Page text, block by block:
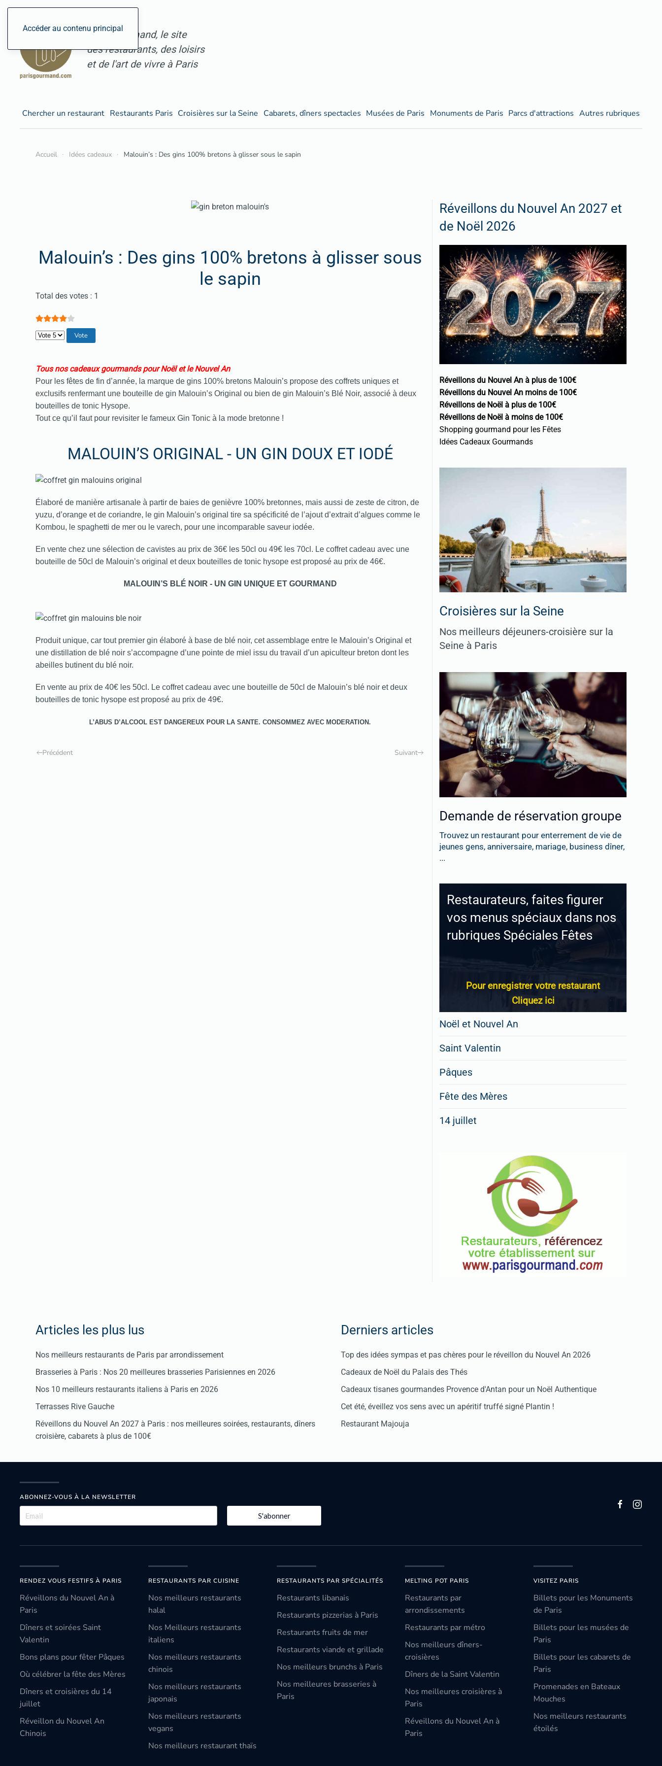
Accéder au contenu principal
ParisGourmand, le site
des restaurants, des loisirs
et de l'art de vivre à Paris
Chercher un restaurant Restaurants Paris Croisières sur la Seine Cabarets, dîners spectacles Musées de Paris Monuments de Paris Parcs d'attractions Autres rubriques
Accueil Idées cadeaux Malouin’s : Des gins 100% bretons à glisser sous le sapin
Malouin’s : Des gins 100% bretons à glisser sous
le sapin
Vote utilisateur:4/
Total des votes : 1
Veuillez voter
Tous nos cadeaux gourmands pour Noël et le Nouvel An
Pour les fêtes de fin d’année, la marque de gins 100% bretons Malouin’s propose des coffrets uniques et
exclusifs renfermant une bouteille de gin Malouin’s Original ou bien de gin Malouin’s Blé Noir, associé à deux
bouteilles de tonic Hysope.
Tout ce qu’il faut pour revisiter le fameux Gin Tonic à la mode bretonne !
MALOUIN’S ORIGINAL - UN GIN DOUX ET IODÉ
Élaboré de manière artisanale à partir de baies de genièvre 100% bretonnes, mais aussi de zeste de citron, de
yuzu, d’orange et de coriandre, le gin Malouin’s original tire sa spécificité de l’ajout d’extrait d’algues comme le
Kombou, le spaghetti de mer ou le varech, pour une incomparable saveur iodée.
En vente chez une sélection de cavistes au prix de 36€ les 50cl ou 49€ les 70cl. Le coffret cadeau avec une
bouteille de 50cl de Malouin’s original et deux bouteilles de tonic hysope est proposé au prix de 46€.
MALOUIN’S BLÉ NOIR - UN GIN UNIQUE ET GOURMAND
Produit unique, car tout premier gin élaboré à base de blé noir, cet assemblage entre le Malouin’s Original et
une distillation de blé noir s’accompagne d’une pointe de miel issu du travail d’un apiculteur breton dont les
abeilles butinent du blé noir.
En vente au prix de 40€ les 50cl. Le coffret cadeau avec une bouteille de 50cl de Malouin’s blé noir et deux
bouteilles de tonic hysope est proposé au prix de 49€.
L’ABUS D’ALCOOL EST DANGEREUX POUR LA SANTE. CONSOMMEZ AVEC MODERATION.
Précédent Suivant
Réveillons du Nouvel An 2027 et
de Noël 2026
Réveillons du Nouvel An à plus de 100€
Réveillons du Nouvel An moins de 100€
Réveillons de Noël à plus de 100€
Réveillons de Noël à moins de 100€
Shopping gourmand pour les Fêtes
Idées Cadeaux Gourmands
Croisières sur la Seine
Nos meilleurs déjeuners-croisière sur la
Seine à Paris
Demande de réservation groupe
Trouvez un restaurant pour enterrement de vie de
jeunes gens, anniversaire, mariage, business dîner,
...
Restaurateurs, faites figurer
vos menus spéciaux dans nos
rubriques Spéciales Fêtes
Pour enregistrer votre restaurant
Cliquez ici
Noël et Nouvel An
Saint Valentin
Pâques
Fête des Mères
14 juillet
Articles les plus lus
Nos meilleurs restaurants de Paris par arrondissement
Brasseries à Paris : Nos 20 meilleures brasseries Parisiennes en 2026
Nos 10 meilleurs restaurants italiens à Paris en 2026
Terrasses Rive Gauche
Réveillons du Nouvel An 2027 à Paris : nos meilleures soirées, restaurants, dîners
croisière, cabarets à plus de 100€
Derniers articles
Top des idées sympas et pas chères pour le réveillon du Nouvel An 2026
Cadeaux de Noël du Palais des Thés
Cadeaux tisanes gourmandes Provence d'Antan pour un Noël Authentique
Cet été, éveillez vos sens avec un apéritif truffé signé Plantin !
Restaurant Majouja
ABONNEZ-VOUS À LA NEWSLETTER
S'abonner
RENDEZ VOUS FESTIFS À PARIS
Réveillons du Nouvel An à
Paris
Dîners et soirées Saint
Valentin
Bons plans pour fêter Pâques
Où célébrer la fête des Mères
Dîners et croisières du 14
juillet
Réveillon du Nouvel An
Chinois
RESTAURANTS PAR CUISINE
Nos meilleurs restaurants
halal
Nos Meilleurs restaurants
italiens
Nos meilleurs restaurants
chinois
Nos meilleurs restaurants
japonais
Nos meilleurs restaurants
vegans
Nos meilleurs restaurant thaïs
RESTAURANTS PAR SPÉCIALITÉS
Restaurants libanais
Restaurants pizzerias à Paris
Restaurants fruits de mer
Restaurants viande et grillade
Nos meilleurs brunchs à Paris
Nos meilleures brasseries à
Paris
MELTING POT PARIS
Restaurants par
arrondissements
Restaurants par métro
Nos meilleurs dîners-
croisières
Dîners de la Saint Valentin
Nos meilleures croisières à
Paris
Réveillons du Nouvel An à
Paris
VISITEZ PARIS
Billets pour les Monuments
de Paris
Billets pour les musées de
Paris
Billets pour les cabarets de
Paris
Promenades en Bateaux
Mouches
Nos meilleurs restaurants
étoilés